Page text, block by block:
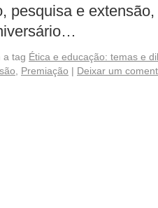
pesquisa e
a tag Ética e educação: temas e
Premiação | Deixar um